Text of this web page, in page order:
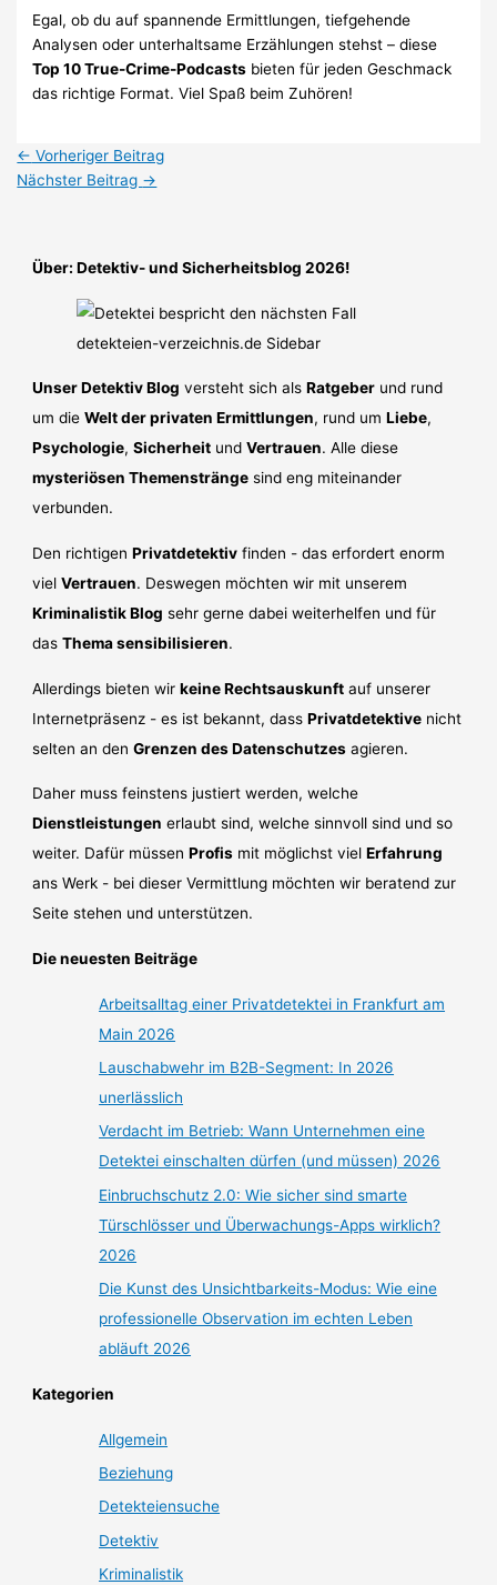
Egal, ob du auf spannende Ermittlungen, tiefgehende
Analysen oder unterhaltsame Erzählungen stehst – diese
Top 10 True-Crime-Podcasts bieten für jeden Geschmack
das richtige Format. Viel Spaß beim Zuhören!
← Vorheriger Beitrag
Nächster Beitrag →
Über: Detektiv- und Sicherheitsblog 2026!
Unser Detektiv Blog versteht sich alsRatgeber und rund
um dieWelt der privaten Ermittlungen, rund umLiebe,
Psychologie,Sicherheit undVertrauen. Alle diese
mysteriösen Themenstränge sind eng miteinander
verbunden.
Den richtigenPrivatdetektiv finden - das erfordert enorm
vielVertrauen. Deswegen möchten wir mit unserem
Kriminalistik Blog sehr gerne dabei weiterhelfen und für
dasThema sensibilisieren.
Allerdings bieten wirkeine Rechtsauskunft auf unserer
Internetpräsenz - es ist bekannt, dassPrivatdetektive nicht
selten an denGrenzen des Datenschutzes agieren.
Daher muss feinstens justiert werden, welche
Dienstleistungen erlaubt sind, welche sinnvoll sind und so
weiter. Dafür müssenProfis mit möglichst vielErfahrung
ans Werk - bei dieser Vermittlung möchten wir beratend zur
Seite stehen und unterstützen.
Die neuesten Beiträge
Arbeitsalltag einer Privatdetektei in Frankfurt am
Main 2026
Lauschabwehr im B2B-Segment: In 2026
unerlässlich
Verdacht im Betrieb: Wann Unternehmen eine
Detektei einschalten dürfen (und müssen) 2026
Einbruchschutz 2.0: Wie sicher sind smarte
Türschlösser und Überwachungs-Apps wirklich?
2026
Die Kunst des Unsichtbarkeits-Modus: Wie eine
professionelle Observation im echten Leben
abläuft 2026
Kategorien
Allgemein
Beziehung
Detekteiensuche
Detektiv
Kriminalistik